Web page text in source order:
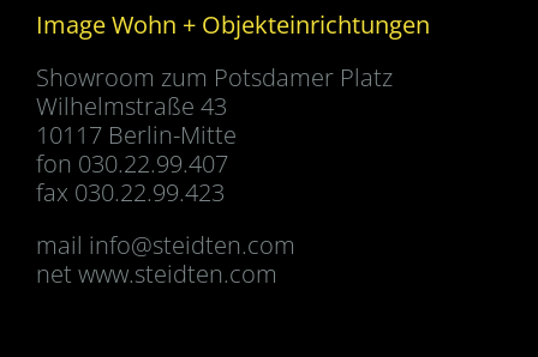
Image Wohn + Objekteinrichtungen
Showroom zum Potsdamer Platz
Wilhelmstraße 43
10117 Berlin-Mitte
fon 030.22.99.407
fax 030.22.99.423
mail info@steidten.com
net www.steidten.com